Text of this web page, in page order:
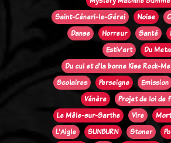
Saint-Céneri-le-Gérei
Noise
Danse
Horreur Santé
Estiv'art
Du
Du cul et d'la bonne Kise Rock-
Scolaires
Perseigne Emission
Vénère
Projet de loi de
Le Mêle-sur-Sarthe
Vire
L'Aigle
SUNBURN Stoner